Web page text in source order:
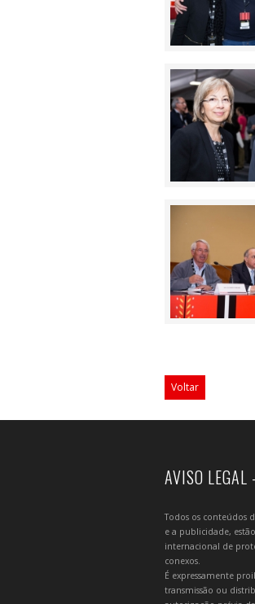
Voltar
AVISO
Todos os conteúdos
e a publicidade,
internacional de
conexos.
É expressamente
transmissão ou